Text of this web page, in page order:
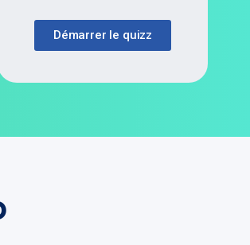
Démarrer le quizz